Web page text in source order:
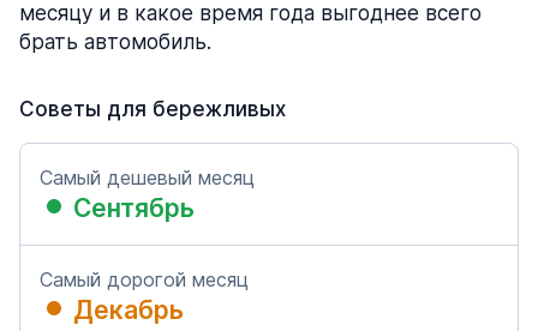
месяцу и в какое время года выгоднее всего
брать автомобиль.
Советы для бережливых
Самый дешевый месяц
Сентябрь
Самый дорогой месяц
Декабрь